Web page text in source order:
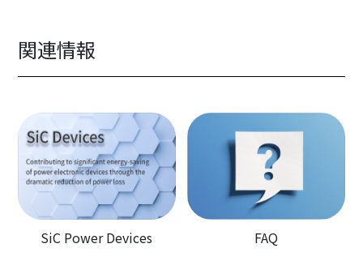
関連情報
SiC Power Devices FAQ